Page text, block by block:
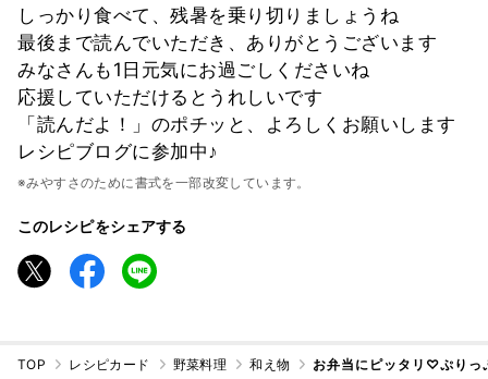
しっかり食べて、残暑を乗り切りましょうね
最後まで読んでいただき、ありがとうございます
みなさんも1日元気にお過ごしくださいね
応援していただけるとうれしいです
「読んだよ！」のポチッと、よろしくお願いします
レシピブログに参加中♪
※みやすさのために書式を一部改変しています。
このレシピをシェアする
TOP レシピカード 野菜料理 和え物 お弁当にピッタリ♡ぷり